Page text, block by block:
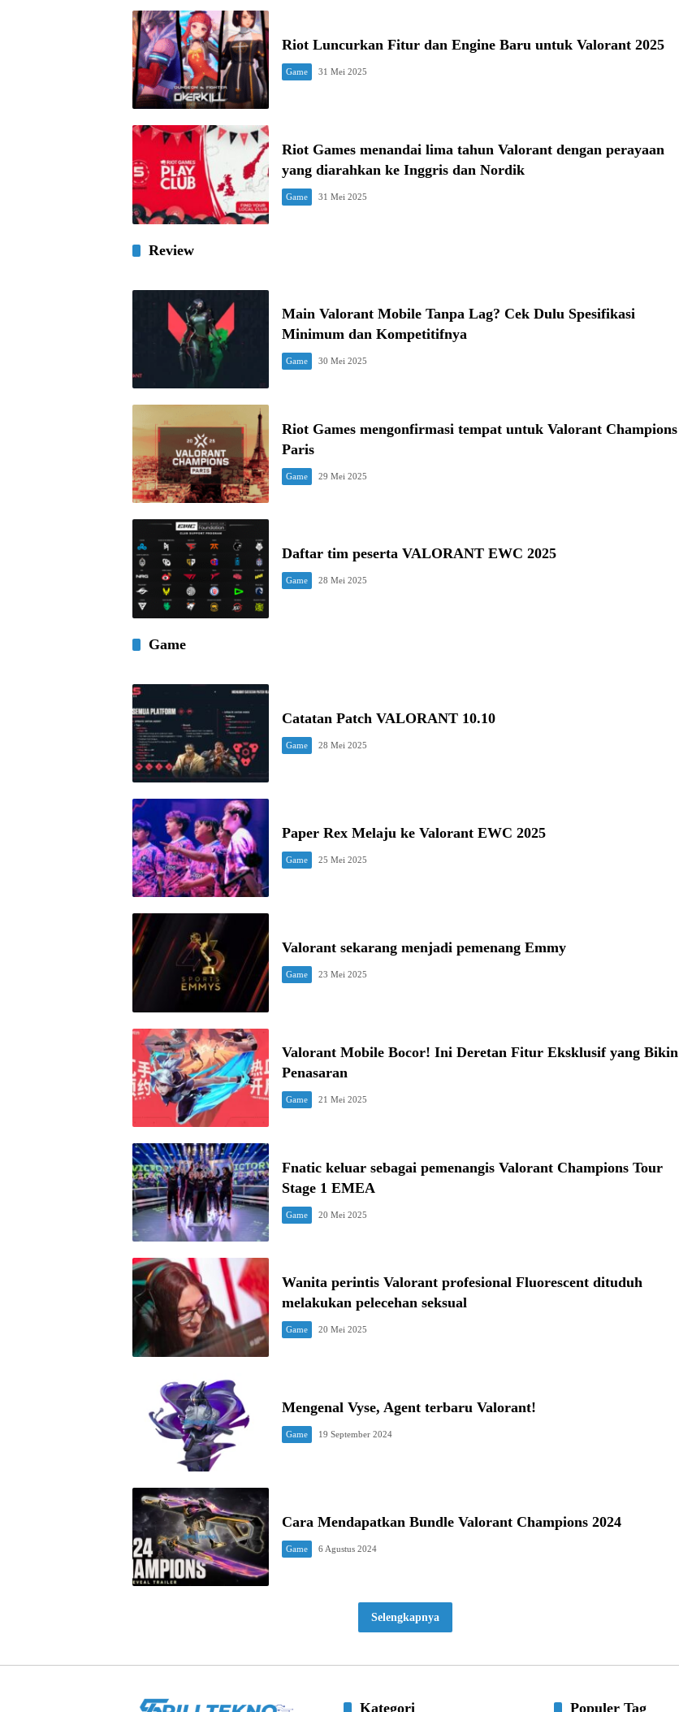
Riot Luncurkan Fitur dan Engine Baru untuk Valorant 2025
Game 31 Mei 2025
Riot Games menandai lima tahun Valorant dengan perayaan
yang diarahkan ke Inggris dan Nordik
Game 31 Mei 2025
Review
Main Valorant Mobile Tanpa Lag? Cek Dulu Spesifikasi
Minimum dan Kompetitifnya
Game 30 Mei 2025
Riot Games mengonfirmasi tempat untuk Valorant Champions
Paris
Game 29 Mei 2025
Daftar tim peserta VALORANT EWC 2025
Game 28 Mei 2025
Game
Catatan Patch VALORANT 10.10
Game 28 Mei 2025
Paper Rex Melaju ke Valorant EWC 2025
Game 25 Mei 2025
Valorant sekarang menjadi pemenang Emmy
Game 23 Mei 2025
Valorant Mobile Bocor! Ini Deretan Fitur Eksklusif yang Bikin
Penasaran
Game 21 Mei 2025
Fnatic keluar sebagai pemenangis Valorant Champions Tour
Stage 1 EMEA
Game 20 Mei 2025
Wanita perintis Valorant profesional Fluorescent dituduh
melakukan pelecehan seksual
Game 20 Mei 2025
Mengenal Vyse, Agent terbaru Valorant!
Game 19 September 2024
Cara Mendapatkan Bundle Valorant Champions 2024
Game 6 Agustus 2024
Selengkapnya
Kategori Populer Tag